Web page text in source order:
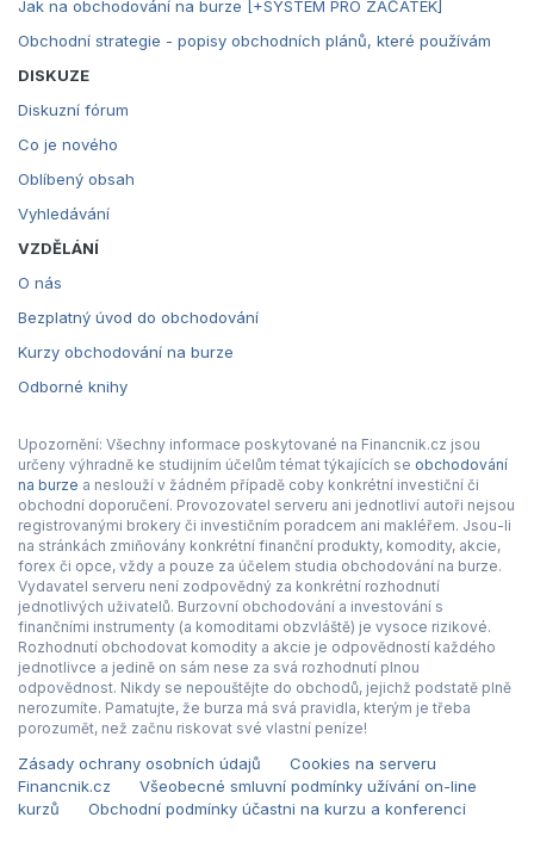
Jak na obchodování na burze [+SYSTÉM PRO ZAČÁTEK]
Obchodní strategie - popisy obchodních plánů, které používám
DISKUZE
Diskuzní fórum
Co je nového
Oblíbený obsah
Vyhledávání
VZDĚLÁNÍ
O nás
Bezplatný úvod do obchodování
Kurzy obchodování na burze
Odborné knihy
Upozornění: Všechny informace poskytované na Financnik.cz jsou
určeny výhradně ke studijním účelům témat týkajících se obchodování
na burze a neslouží v žádném případě coby konkrétní investiční či
obchodní doporučení. Provozovatel serveru ani jednotliví autoři nejsou
registrovanými brokery či investičním poradcem ani makléřem. Jsou-li
na stránkách zmiňovány konkrétní finanční produkty, komodity, akcie,
forex či opce, vždy a pouze za účelem studia obchodování na burze.
Vydavatel serveru není zodpovědný za konkrétní rozhodnutí
jednotlivých uživatelů. Burzovní obchodování a investování s
finančními instrumenty (a komoditami obzvláště) je vysoce rizikové.
Rozhodnutí obchodovat komodity a akcie je odpovědností každého
jednotlivce a jedině on sám nese za svá rozhodnutí plnou
odpovědnost. Nikdy se nepouštějte do obchodů, jejichž podstatě plně
nerozumíte. Pamatujte, že burza má svá pravidla, kterým je třeba
porozumět, než začnu riskovat své vlastní peníze!
Zásady ochrany osobních údajů
Cookies na serveru
Financnik.cz
Všeobecné smluvní podmínky užívání on-line
kurzů
Obchodní podmínky účastni na kurzu a konferenci